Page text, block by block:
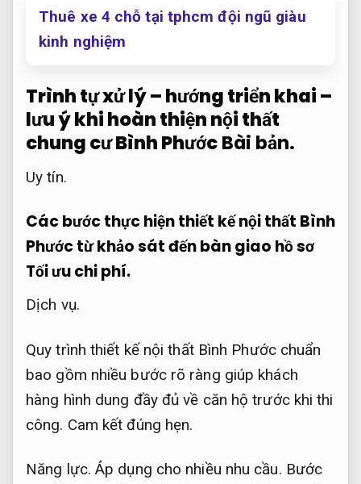
Thuê xe 4 chỗ tại tphcm đội ngũ giàu
kinh nghiệm
Trình tự xử lý – hướng triển khai –
lưu ý khi hoàn thiện nội thất
chung cư Bình PhướcBài bản.
Uy tín.
Các bước thực hiện thiết kế nội thất Bình
Phước từ khảo sát đến bàn giao hồ sơ
Tối ưu chi phí.
Dịch vụ.
Quy trình thiết kế nội thất Bình Phước chuẩn
bao gồm nhiều bước rõ ràng giúp khách
hàng hình dung đầy đủ về căn hộ trước khi thi
công. Cam kết đúng hẹn.
Năng lực. Áp dụng cho nhiều nhu cầu. Bước